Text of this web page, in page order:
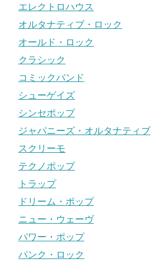
エレクトロハウス
オルタナティブ・ロック
オールド・ロック
クラシック
コミックバンド
シューゲイズ
シンセポップ
ジャパニーズ・オルタナティブ
スクリーモ
テクノポップ
トラップ
ドリーム・ポップ
ニュー・ウェーヴ
パワー・ポップ
パンク・ロック